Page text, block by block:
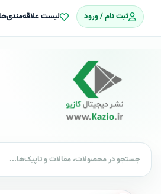
ثبت نام / ورود لیست علاقه‌مندی‌ها